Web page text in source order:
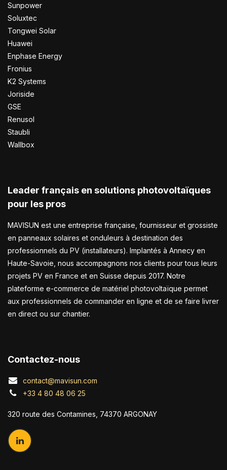
Sunpower
Soluxtec
Tongwei Solar
Huawei
Enphase Energy
Fronius
K2 Systems
Joriside
GSE
Renusol
Staubli
Wallbox
Leader français en solutions photovoltaïques
pour les pros
MAVISUN est une entreprise française, fournisseur et grossiste
en panneaux solaires et onduleurs à destination des
professionnels du PV (installateurs). Implantés à Annecy en
Haute-Savoie, nous accompagnons nos clients pour tous leurs
projets PV en France et en Suisse depuis 2017. Notre
plateforme e-commerce de matériel photovoltaïque permet
aux professionnels de commander en ligne et de se faire livrer
en direct ou sur chantier.
Contactez-nous
contact@mavisun.com
+33 4 80 48 06 25
320 route des Contamines, 74370 ARGONAY